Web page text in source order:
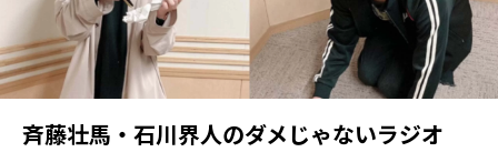
斉藤壮馬・石川界人のダメじゃないラジオ